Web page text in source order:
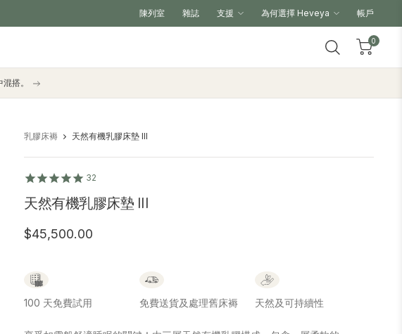
陳列室 雜誌 支援 為何選擇 Heveya 帳戶
0
搭。
乳膠床褥 天然有機乳膠床墊 III
32
天然有機乳膠床墊 III
$45,500.00
100 天免費試用 免費送貨及處理舊床褥 天然及可持續性